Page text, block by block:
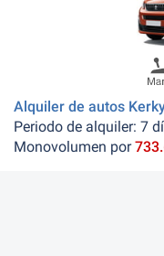
Alquiler de autos
Periodo de alquiler: 7
Monovolumen por